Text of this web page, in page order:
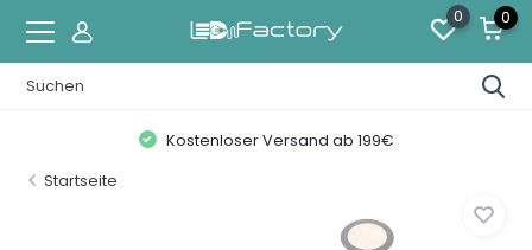
0 0
Kostenloser Versand ab 199€
Startseite